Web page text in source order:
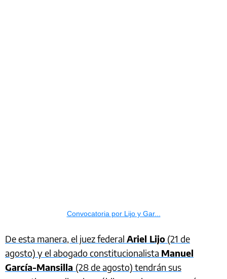
Convocatoria por Lijo y Gar...
De esta manera, el juez federal Ariel Lijo (21 de
agosto) y el abogado constitucionalista Manuel
García-Mansilla (28 de agosto) tendrán sus